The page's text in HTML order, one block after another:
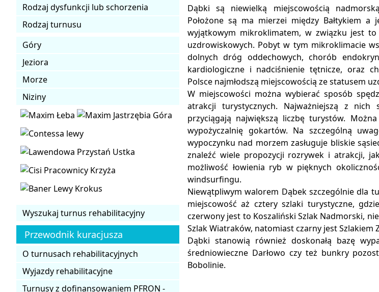
Rodzaj dysfunkcji lub schorzenia
Rodzaj turnusu
Góry
Jeziora
Morze
Niziny
Wyszukaj turnus rehabilitacyjny
Przewodnik kuracjusza
O turnusach rehabilitacyjnych
Wyjazdy rehabilitacyjne
Turnusy z dofinansowaniem PFRON -
Dąbki są niewielką miejscowością
Położone są ma mierzei między Bałtykiem
wyjątkowym mikroklimatem, w związku jest
uzdrowiskowych. Pobyt w tym mikroklimacie
dolnych dróg oddechowych, chorób
kardiologiczne i nadciśnienie tętnicze, oraz
Polsce najmłodszą miejscowością ze statusem
W miejscowości można wybierać sposób
atrakcji turystycznych. Najważniejszą z nich
przyciągają największą liczbę turystów.
wypożyczalnię gokartów. Na szczególną
wypoczynku nad morzem zasługuje bliskie
znaleźć wiele propozycji rozrywek i atrakcji,
możliwość łowienia ryb w pięknych
windsurfingu.
Niewątpliwym walorem Dąbek szczególnie dla
miejscowość aż cztery szlaki turystyczne,
czerwony jest to Koszaliński Szlak Nadmorski,
Szlak Wiatraków, natomiast czarny jest Szlakiem
Dąbki stanowią również doskonałą bazę
średniowieczne Darłowo czy też bunkry
Bobolinie.